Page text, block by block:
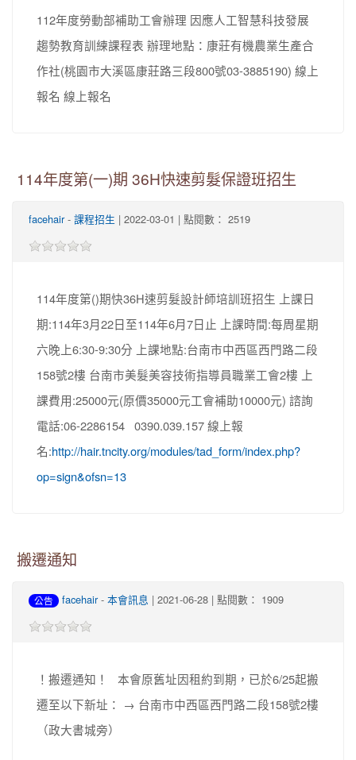
112年度勞動部補助工會辦理 因應人工智慧科技發展
趨勢教育訓練課程表 辦理地點：康莊有機農業生產合
作社(桃園市大溪區康莊路三段800號03-3885190) 線上
報名 線上報名
114年度第(一)期 36H快速剪髮保證班招生
facehair- 課程招生 | 2022-03-01 | 點閱數： 2519
114年度第()期快36H速剪髮設計師培訓班招生 上課日
期:114年3月22日至114年6月7日止 上課時間:每周星期
六晚上6:30-9:30分 上課地點:台南市中西區西門路二段
158號2樓 台南市美髮美容技術指導員職業工會2樓 上
課費用:25000元(原價35000元工會補助10000元) 諮詢
電話:06-2286154 0390.039.157 線上報
名:http://hair.tncity.org/modules/tad_form/index.php?
op=sign&ofsn=13
搬遷通知
公告 facehair- 本會訊息 | 2021-06-28 | 點閱數： 1909
！搬遷通知！ 本會原舊址因租約到期，已於6/25起搬
遷至以下新址： → 台南市中西區西門路二段158號2樓
（政大書城旁）